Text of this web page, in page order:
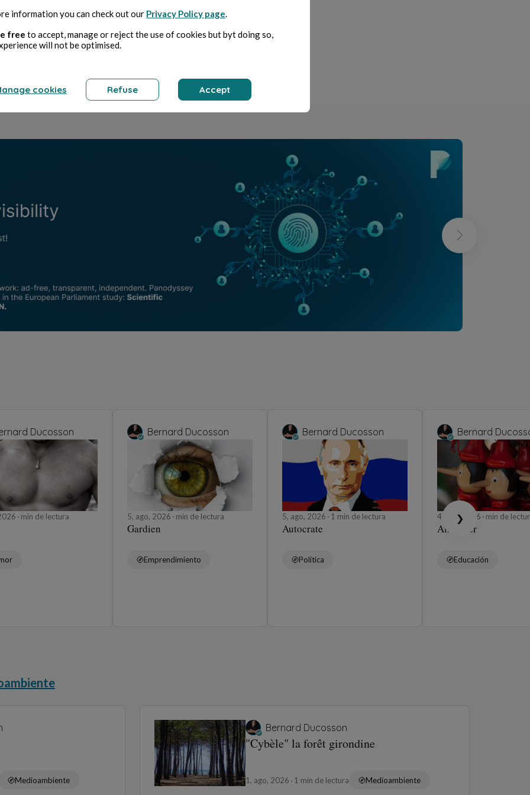
Bébé
Ducosson
min de lectura
Bernard Ducosson
5, ago, 2026 min de lectura
Gardien
Emprendimiento
Bernard Ducosson
5, ago, 2026 1 min de lectura
Autocrate
Política
Bernard
4, ago, 2026 min de
Affabuler
Educación
❯
Medioambiente
Bernard Ducosson
"Cybèle" la forêt girondine
1, ago, 2026 1 min de lectura Medioambiente
information you can check out our Privacy Policy page.
free to accept, manage or reject the use of cookies but byt doing so,
will not be optimised.
cookies Refuse Accept